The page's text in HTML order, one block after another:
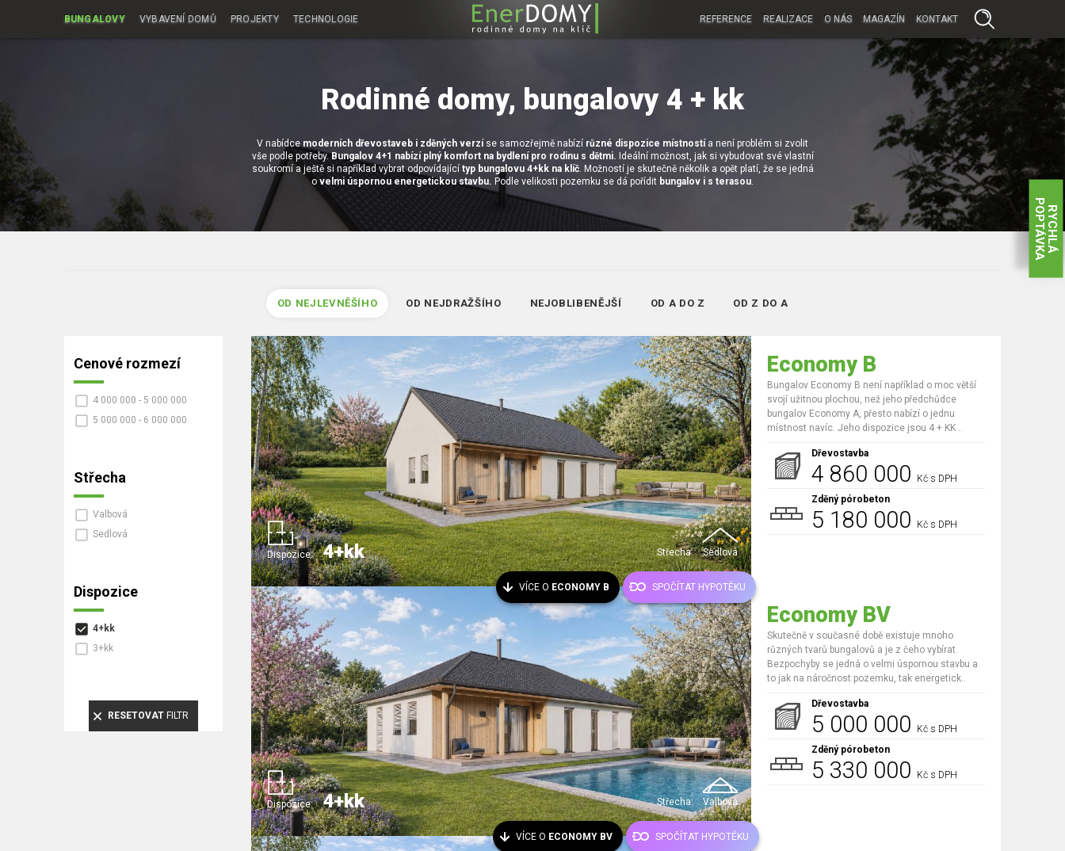
BUNGALOVY VYBAVENÍ DOMŮ PROJEKTY TECHNOLOGIE KONTAKT
MAGAZÍN
O NÁS
REALIZACE
REFERENCE
Rodinné domy, bungalovy 4 + kk
V nabídce moderních dřevostaveb i zděných verzí se samozřejmě nabízí různé dispozice místností a není problém si zvolit
vše podle potřeby.Bungalov 4+1 nabízí plný komfort na bydlení pro rodinu s dětmi. Ideální možnost, jak si vybudovat své vlastní
soukromí a ještě si například vybrat odpovídající typ bungalovu 4+kk na klíč. Možností je skutečně několik a opět platí, že se jedná
o velmi úspornou energetickou stavbu. Podle velikosti pozemku se dá pořídit bungalov i s terasou.
OD NEJLEVNĚŠÍHO OD NEJDRAŽŠÍHO NEJOBLIBENĚJŠÍ OD A DO Z OD Z DO A
Cenové rozmezí
4 000 000 - 5 000 000
5 000 000 - 6 000 000
Střecha
Valbová
Sedlová
Dispozice
4+kk
3+kk
RESETOVATFILTR
Střecha: Sedlová
Dispozice: 4+kk
Economy B
Bungalov Economy B není například o moc větší
svojí užitnou plochou, než jeho předchůdce
bungalov Economy A, přesto nabízí o jednu
místnost navíc. Jeho dispozice jsou 4 + KK ..
Dřevostavba
4 860 000
Kč s DPH
Zděný pórobeton
5 180 000 Kč s DPH
VÍCE O ECONOMY B SPOČÍTAT HYPOTÉKU
Střecha: Valbová
Dispozice: 4+kk
Economy BV
Skutečně v současné době existuje mnoho
různých tvarů bungalovů a je z čeho vybírat.
Bezpochyby se jedná o velmi úspornou stavbu a
to jak na náročnost pozemku, tak energetick..
Dřevostavba
5 000 000
Kč s DPH
Zděný pórobeton
5 330 000 Kč s DPH
VÍCE O ECONOMY BV SPOČÍTAT HYPOTÉKU
R
Y
C
H
L
Á
PO
P
T
Á
V
K
A